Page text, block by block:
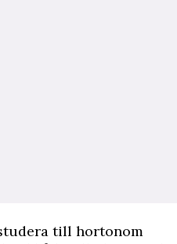
till hortonom